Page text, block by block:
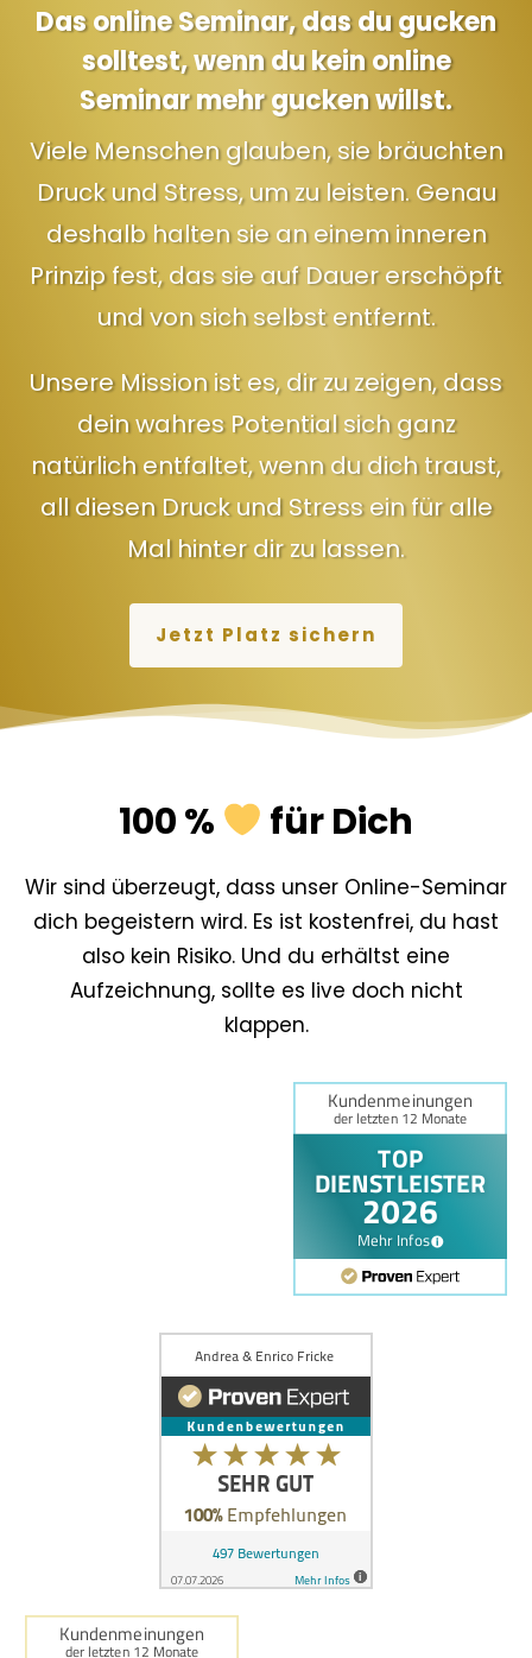
Das online Seminar, das du gucken
solltest, wenn du kein online
Seminar mehr gucken willst.
Viele Menschen glauben, sie bräuchten
Druck und Stress, um zu leisten. Genau
deshalb halten sie an einem inneren
Prinzip fest, das sie auf Dauer erschöpft
und von sich selbst entfernt.
Unsere Mission ist es, dir zu zeigen, dass
dein wahres Potential sich ganz
natürlich entfaltet, wenn du dich traust,
all diesen Druck und Stress ein für alle
Mal hinter dir zu lassen.
Jetzt Platz sichern
100 % für Dich
Wir sind überzeugt, dass unser Online-Seminar
dich begeistern wird. Es ist kostenfrei, du hast
also kein Risiko. Und du erhältst eine
Aufzeichnung, sollte es live doch nicht
klappen.